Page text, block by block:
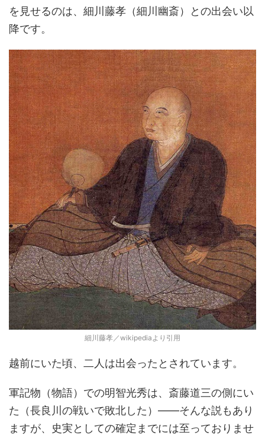
を見せるのは、細川藤孝（細川幽斎）との出会い以
降です。
細川藤孝／wikipediaより引用
越前にいた頃、二人は出会ったとされています。
軍記物（物語）での明智光秀は、斎藤道三の側にい
た（長良川の戦いで敗北した）――そんな説もあり
ますが、史実としての確定までには至っておりませ